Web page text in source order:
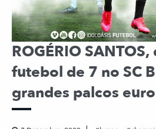
ROGÉRIO
futebol de 7 no SC
grandes palcos